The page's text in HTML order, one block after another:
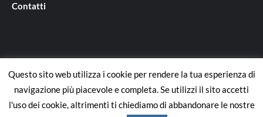
Contatti
Contatti
Questo sito web utilizza i cookie per rendere la tua esperienza di
navigazione più piacevole e completa. Se utilizzi il sito accetti
l'uso dei cookie, altrimenti ti chiediamo di abbandonare le nostre